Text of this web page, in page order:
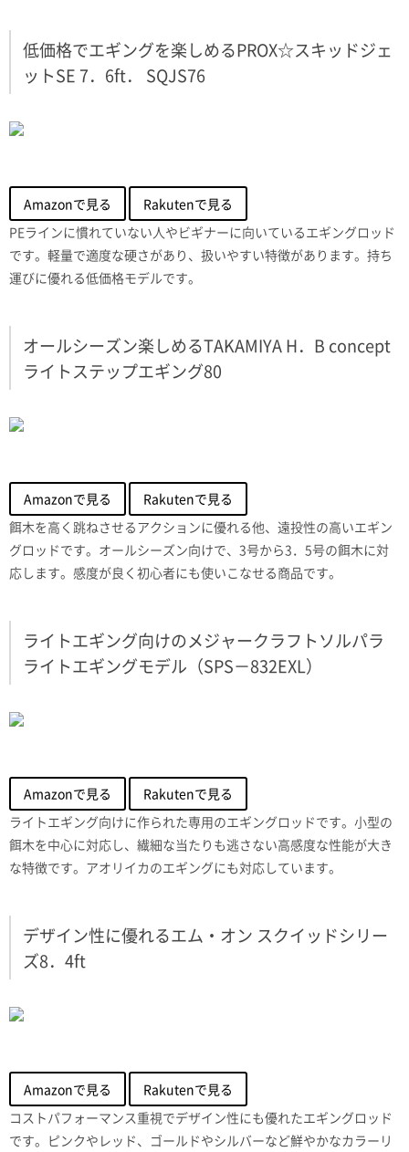
低価格でエギングを楽しめるPROX☆スキッドジェ
ットSE 7．6ft． SQJS76
Amazonで見る
Rakutenで見る
PEラインに慣れていない人やビギナーに向いているエギングロッド
です。軽量で適度な硬さがあり、扱いやすい特徴があります。持ち
運びに優れる低価格モデルです。
オールシーズン楽しめるTAKAMIYA H．B concept
ライトステップエギング80
Amazonで見る
Rakutenで見る
餌木を高く跳ねさせるアクションに優れる他、遠投性の高いエギン
グロッドです。オールシーズン向けで、3号から3．5号の餌木に対
応します。感度が良く初心者にも使いこなせる商品です。
ライトエギング向けのメジャークラフトソルパラ
ライトエギングモデル（SPS－832EXL）
Amazonで見る
Rakutenで見る
ライトエギング向けに作られた専用のエギングロッドです。小型の
餌木を中心に対応し、繊細な当たりも逃さない高感度な性能が大き
な特徴です。アオリイカのエギングにも対応しています。
デザイン性に優れるエム・オン スクイッドシリー
ズ8．4ft
Amazonで見る
Rakutenで見る
コストパフォーマンス重視でデザイン性にも優れたエギングロッド
です。ピンクやレッド、ゴールドやシルバーなど鮮やかなカラーリ